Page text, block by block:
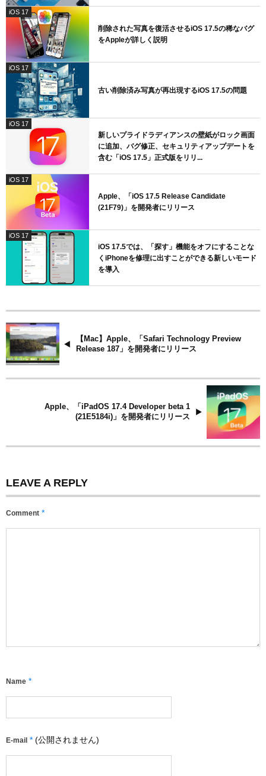
iOS 17
削除された写真を復活させるiOS 17.5の稀なバグ
をAppleが詳しく説明
iOS 17
古い削除済み写真が再出現するiOS 17.5の問題
iOS 17
新しいプライドラディアンスの壁紙がロック画面
に追加、バグ修正、セキュリティアップデートを
含む「iOS 17.5」正式版をリリ...
iOS 17
Apple、「iOS 17.5 Release Candidate
(21F79)」を開発者にリリース
iOS 17
iOS 17.5では、「探す」機能をオフにすることな
くiPhoneを修理に出すことができる新しいモード
を導入
【Mac】Apple、「Safari Technology Preview
Release 187」を開発者にリリース
Apple、「iPadOS 17.4 Developer beta 1
(21E5184i)」を開発者にリリース
LEAVE A REPLY
Comment *
Name *
E-mail * (公開されません)